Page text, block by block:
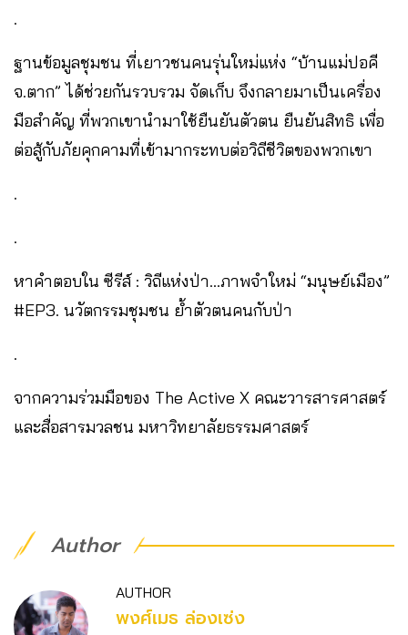
.
ฐานข้อมูลชุมชน ที่เยาวชนคนรุ่นใหม่แห่ง “บ้านแม่ปอคี
จ.ตาก” ได้ช่วยกันรวบรวม จัดเก็บ จึงกลายมาเป็นเครื่อง
มือสำคัญ ที่พวกเขานำมาใช้ยืนยันตัวตน ยืนยันสิทธิ เพื่อ
ต่อสู้กับภัยคุกคามที่เข้ามากระทบต่อวิถีชีวิตของพวกเขา
.
.
หาคำตอบใน ซีรีส์ : วิถีแห่งป่า…ภาพจำใหม่ “มนุษย์เมือง”
#EP3. นวัตกรรมชุมชน ย้ำตัวตนคนกับป่า
.
จากความร่วมมือของ The Active X คณะวารสารศาสตร์
และสื่อสารมวลชน มหาวิทยาลัยธรรมศาสตร์
Author
AUTHOR
พงศ์เมธ ล่องเซ่ง